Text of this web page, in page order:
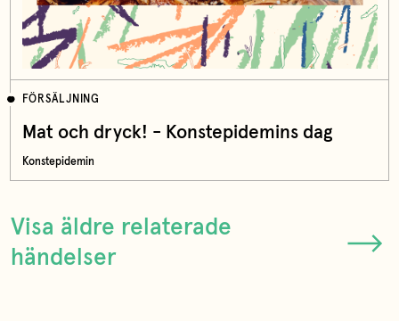
FÖRSÄLJNING
Mat och dryck! - Konstepidemins dag
Konstepidemin
Visa äldre relaterade
händelser